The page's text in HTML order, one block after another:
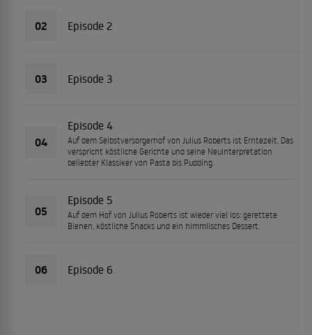
02 Episode 2
03 Episode 3
04
Episode 4
Auf dem Selbstversorgerhof von Julius Roberts ist Erntezeit. Das
verspricht köstliche Gerichte und seine Neuinterpretation
beliebter Klassiker von Pasta bis Pudding.
05
Episode 5
Auf dem Hof von Julius Roberts ist wieder viel los: gerettete
Bienen, köstliche Snacks und ein himmlisches Dessert.
06 Episode 6